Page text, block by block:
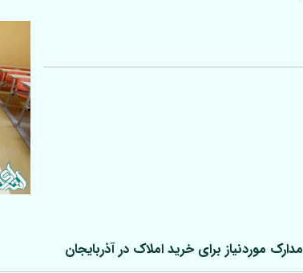
مدارک موردنیاز برای خرید املاک در آذربایجان